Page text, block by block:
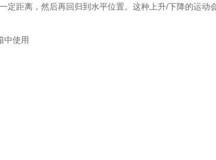
定距离，然后再回归到水平位置。这种上升/下降的运动
中使用